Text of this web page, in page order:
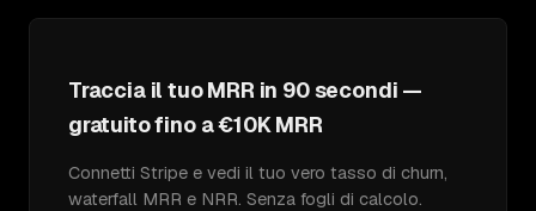
Traccia il tuo MRR in 90 secondi —
gratuito fino a €10K MRR
Connetti Stripe e vedi il tuo vero tasso di churn,
waterfall MRR e NRR. Senza fogli di calcolo.